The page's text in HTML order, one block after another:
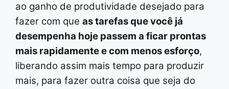
ao ganho de produtividade desejado para
fazer com que as tarefas que você já
desempenha hoje passem a ficar prontas
mais rapidamente e com menos esforço,
liberando assim mais tempo para produzir
mais, para fazer outra coisa que seja do